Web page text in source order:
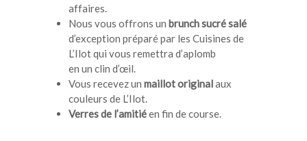
affaires.
Nous vous offrons un brunch sucré salé
d’exception préparé par les Cuisines de
L’Ilot qui vous remettra d’aplomb
en un clin d’œil.
Vous recevez un maillot originalaux
couleurs de L’Ilot.
Verres de l’amitiéen fin de course.